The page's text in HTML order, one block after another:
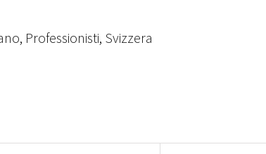
, Professionisti, Svizzera